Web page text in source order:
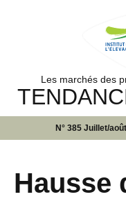
Les marchés des
N° 385 Juillet/
Hausse